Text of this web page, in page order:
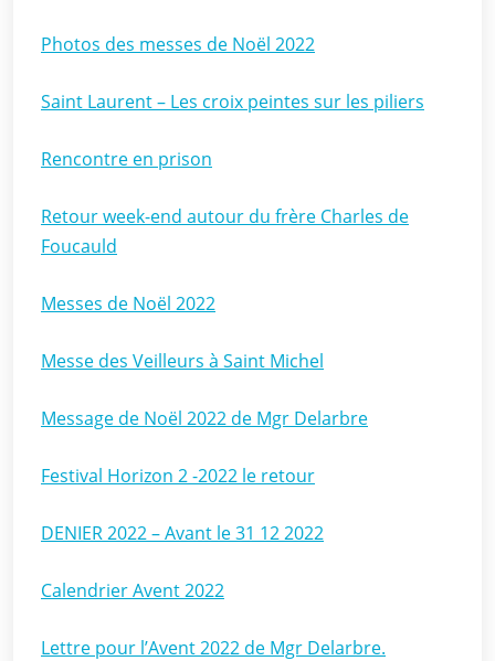
Photos des messes de Noël 2022
Saint Laurent – Les croix peintes sur les piliers
Rencontre en prison
Retour week-end autour du frère Charles de
Foucauld
Messes de Noël 2022
Messe des Veilleurs à Saint Michel
Message de Noël 2022 de Mgr Delarbre
Festival Horizon 2 -2022 le retour
DENIER 2022 – Avant le 31 12 2022
Calendrier Avent 2022
Lettre pour l’Avent 2022 de Mgr Delarbre.